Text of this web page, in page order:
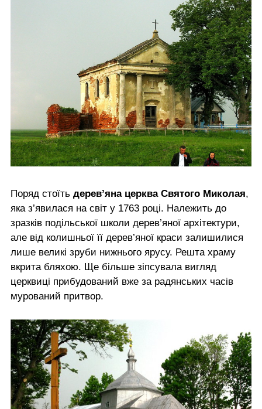
Поряд стоїть дерев’яна церква Святого Миколая,
яка з’явилася на світ у 1763 році. Належить до
зразків подільської школи дерев’яної архітектури,
але від колишньої її дерев’яної краси залишилися
лише великі зруби нижнього ярусу. Решта храму
вкрита бляхою. Ще більше зіпсувала вигляд
церквиці прибудований вже за радянських часів
мурований притвор.